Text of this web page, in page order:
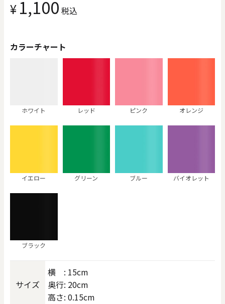
¥ 1,100 税込
カラーチャート
ホワイト レッド ピンク オレンジ
イエロー グリーン ブルー バイオレット
ブラック
サイズ
横 : 15cm
奥行: 20cm
高さ: 0.15cm